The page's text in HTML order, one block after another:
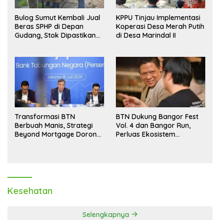
Bulog Sumut Kembali Jual
Beras SPHP di Depan
Gudang, Stok Dipastikan
KPPU Tinjau Implementasi
Koperasi Desa Merah Putih
di Desa Marindal II
Transformasi BTN
Berbuah Manis, Strategi
Beyond Mortgage Dorong
BTN Dukung Bangor Fest
Vol. 4 dan Bangor Run,
Perluas Ekosistem
Kesehatan
Selengkapnya